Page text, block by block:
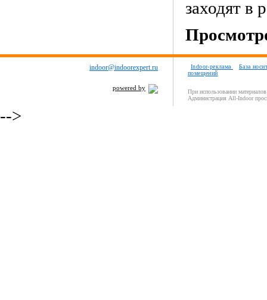
заходят в
indoor@indoorexpert.ru
powered by
Indoor-реклама
База
помещений
При использовании
Администрация All-Indoor
-->